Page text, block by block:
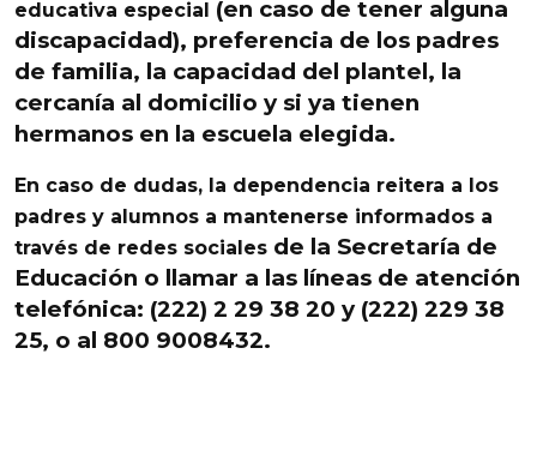
educativa especial
(en caso de tener alguna
discapacidad), preferencia de los padres
de familia, la capacidad del plantel, la
cercanía al domicilio y si ya tienen
hermanos en la escuela elegida.
En caso de dudas, la dependencia reitera a los
padres y alumnos a mantenerse informados a
través de redes sociales de la Secretaría de
Educación o llamar a las líneas de atención
telefónica: (222) 2 29 38 20 y (222) 229 38
25, o al 800 9008432.